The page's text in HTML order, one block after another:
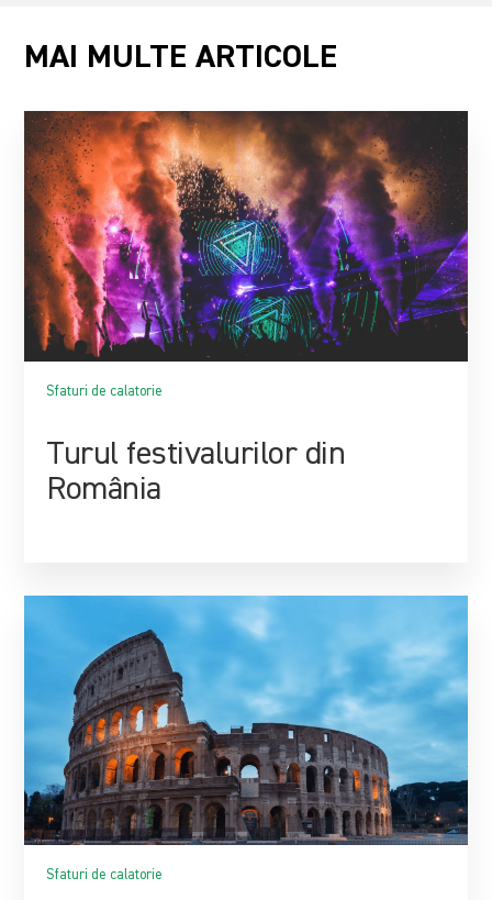
MAI MULTE ARTICOLE
Sfaturi de calatorie
Turul festivalurilor din
România
Sfaturi de calatorie